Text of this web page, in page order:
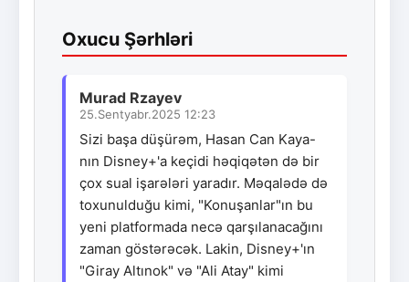
Oxucu Şərhləri
Murad Rzayev
25.Sentyabr.2025 12:23
Sizi başa düşürəm, Hasan Can Kaya-
nın Disney+'a keçidi həqiqətən də bir
çox sual işarələri yaradır. Məqalədə də
toxunulduğu kimi, "Konuşanlar"ın bu
yeni platformada necə qarşılanacağını
zaman göstərəcək. Lakin, Disney+'ın
"Giray Altınok" və "Ali Atay" kimi